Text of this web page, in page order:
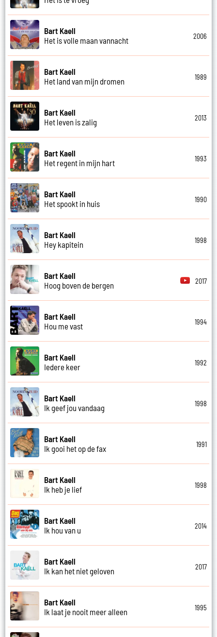
Bart Kaell
Het is volle maan vannacht
2006
Bart Kaell
Het land van mijn dromen
1989
Bart Kaell
Het leven is zalig
2013
Bart Kaell
Het regent in mijn hart
1993
Bart Kaell
Het spookt in huis
1990
Bart Kaell
Hey kapitein
1998
Bart Kaell
Hoog boven de bergen
2017
Bart Kaell
Hou me vast
1994
Bart Kaell
Iedere keer
1992
Bart Kaell
Ik geef jou vandaag
1998
Bart Kaell
Ik gooi het op de fax
1991
Bart Kaell
Ik heb je lief
1998
Bart Kaell
Ik hou van u
2014
Bart Kaell
Ik kan het niet geloven
2017
Bart Kaell
Ik laat je nooit meer alleen
1995